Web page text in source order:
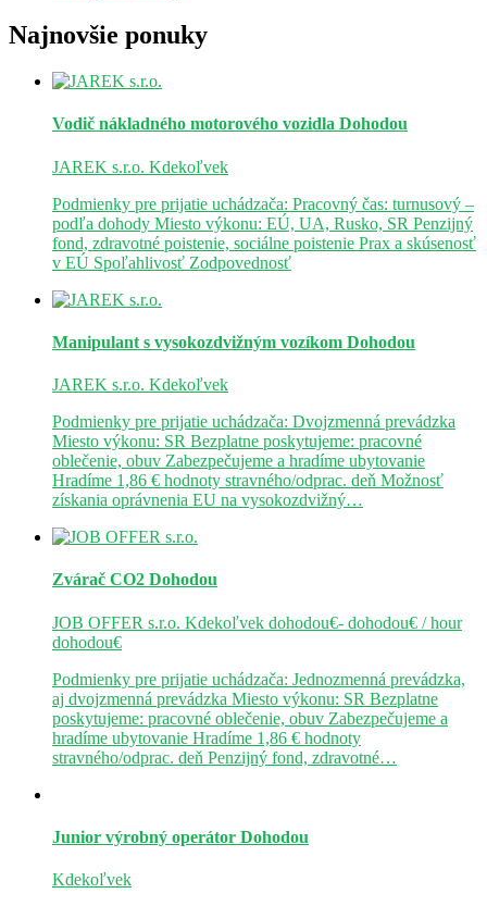
Najnovšie ponuky
Vodič nákladného motorového vozidla Dohodou
JAREK s.r.o. Kdekoľvek
Podmienky pre prijatie uchádzača: Pracovný čas: turnusový –
podľa dohody Miesto výkonu: EÚ, UA, Rusko, SR Penzijný
fond, zdravotné poistenie, sociálne poistenie Prax a skúsenosť
v EÚ Spoľahlivosť Zodpovednosť
Manipulant s vysokozdvižným vozíkom Dohodou
JAREK s.r.o. Kdekoľvek
Podmienky pre prijatie uchádzača: Dvojzmenná prevádzka
Miesto výkonu: SR Bezplatne poskytujeme: pracovné
oblečenie, obuv Zabezpečujeme a hradíme ubytovanie
Hradíme 1,86 € hodnoty stravného/odprac. deň Možnosť
získania oprávnenia EU na vysokozdvižný…
Zvárač CO2 Dohodou
JOB OFFER s.r.o. Kdekoľvek dohodou€- dohodou€ / hour
dohodou€
Podmienky pre prijatie uchádzača: Jednozmenná prevádzka,
aj dvojzmenná prevádzka Miesto výkonu: SR Bezplatne
poskytujeme: pracovné oblečenie, obuv Zabezpečujeme a
hradíme ubytovanie Hradíme 1,86 € hodnoty
stravného/odprac. deň Penzijný fond, zdravotné…
Junior výrobný operátor Dohodou
Kdekoľvek